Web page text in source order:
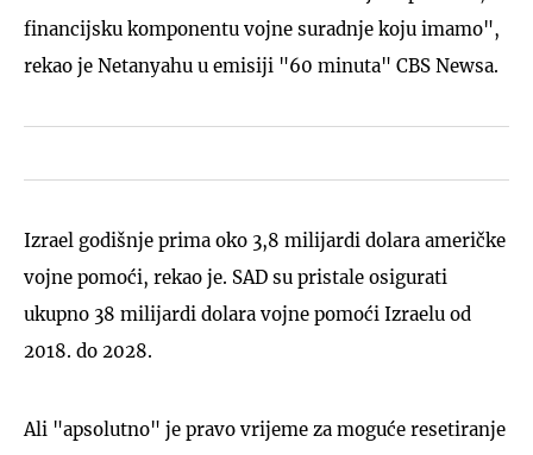
financijsku komponentu vojne suradnje koju imamo",
rekao je Netanyahu u emisiji "60 minuta" CBS Newsa.
Izrael godišnje prima oko 3,8 milijardi dolara američke
vojne pomoći, rekao je. SAD su pristale osigurati
ukupno 38 milijardi dolara vojne pomoći Izraelu od
2018. do 2028.
Ali "apsolutno" je pravo vrijeme za moguće resetiranje